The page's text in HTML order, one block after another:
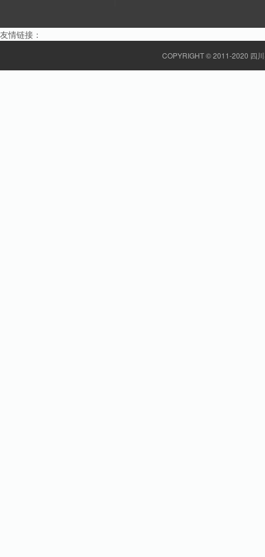
友情链接：
COPYRIGHT © 2011-2020 四